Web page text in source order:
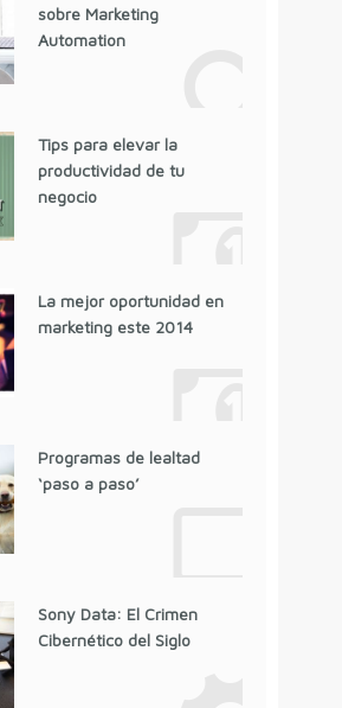
sobre Marketing
Automation
Tips para elevar la
productividad de tu
negocio
La mejor oportunidad en
marketing este 2014
Programas de lealtad
‘paso a paso’
Sony Data: El Crimen
Cibernético del Siglo